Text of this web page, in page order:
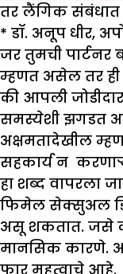
तर लैंगिक
* डॉ. अनूप धीर,
जर तुमची पार्टनर
म्हणत असेल तर
की आपली
समस्येशी झगडत
अक्षमतादेखील
सहकार्य न
हा शब्द वापरला
फिमेल सेक्सुअल
असू शकतात. जसे
मानसिक कारणे.
फार महत्वाचे आहे.